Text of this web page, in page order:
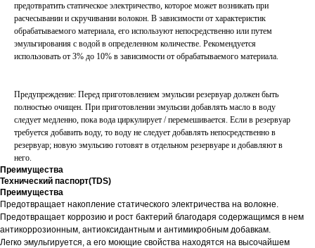
предотвратить статическое электричество, которое может возникать при
расчесывании и скручивании волокон. В зависимости от характеристик
обрабатываемого материала, его используют непосредственно или путем
эмульгирования с водой в определенном количестве. Рекомендуется
использовать от 3% до 10% в зависимости от обрабатываемого материала.
Предупреждение: Перед приготовлением эмульсии резервуар должен быть
полностью очищен. При приготовлении эмульсии добавлять масло в воду
следует медленно, пока вода циркулирует / перемешивается. Если в резервуар
требуется добавить воду, то воду не следует добавлять непосредственно в
резервуар; новую эмульсию готовят в отдельном резервуаре и добавляют в
него.
Преимущества
Технический паспорт(TDS)
Преимущества
Предотвращает накопление статического электричества на волокне.
Предотвращает коррозию и рост бактерий благодаря содержащимся в нем
антикоррозионным, антиоксидантным и антимикробным добавкам.
Легко эмульгируется, а его моющие свойства находятся на высочайшем